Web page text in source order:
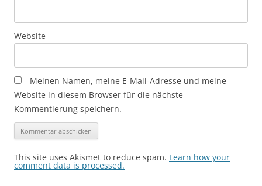
Website
Meinen Namen, meine E-Mail-Adresse und meine
Website in diesem Browser für die nächste
Kommentierung speichern.
This site uses Akismet to reduce spam. Learn how your
comment data is processed.